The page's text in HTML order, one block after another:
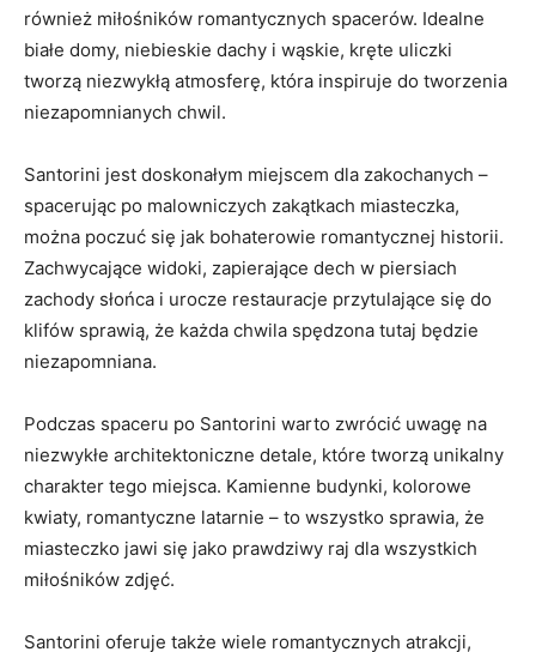
również miłośników‌ romantycznych spacerów. Idealne
białe⁤ domy, niebieskie dachy i​ wąskie, kręte uliczki
tworzą ​niezwykłą atmosferę, która inspiruje ‌do tworzenia
niezapomnianych chwil.
Santorini jest doskonałym⁢ miejscem dla zakochanych –
spacerując po ‍malowniczych ​zakątkach miasteczka,​
można poczuć się jak​ bohaterowie romantycznej historii.
Zachwycające​ widoki, zapierające dech w piersiach
zachody słońca i urocze restauracje przytulające się⁢ do
klifów sprawią, że każda chwila spędzona ⁤tutaj będzie
niezapomniana.
Podczas spaceru po ​Santorini‍ warto zwrócić ⁢uwagę na
niezwykłe​ architektoniczne detale, które⁤ tworzą⁣ unikalny
⁣charakter tego miejsca. Kamienne budynki, kolorowe
kwiaty, romantyczne latarnie – to wszystko‍ sprawia, że
miasteczko jawi się jako prawdziwy raj dla wszystkich
miłośników zdjęć.
Santorini⁣ oferuje także⁢ wiele ​romantycznych atrakcji,